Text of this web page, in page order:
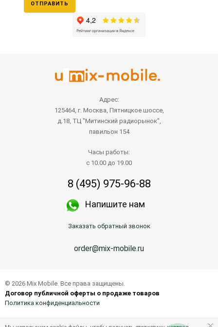
ОТПРАВИТЬ
Адрес:
125464, г. Москва, Пятницкое шоссе,
д.18, ТЦ "Митинский радиорынок",
павильон 154
Часы работы:
с 10.00 до 19.00
8 (495) 975-96-88
Напишите нам
Заказать обратный звонок
order@mix-mobile.ru
© 2026 Mix Mobile. Все права защищены.
Договор публичной оферты о продаже товаров
Политика конфиденциальности